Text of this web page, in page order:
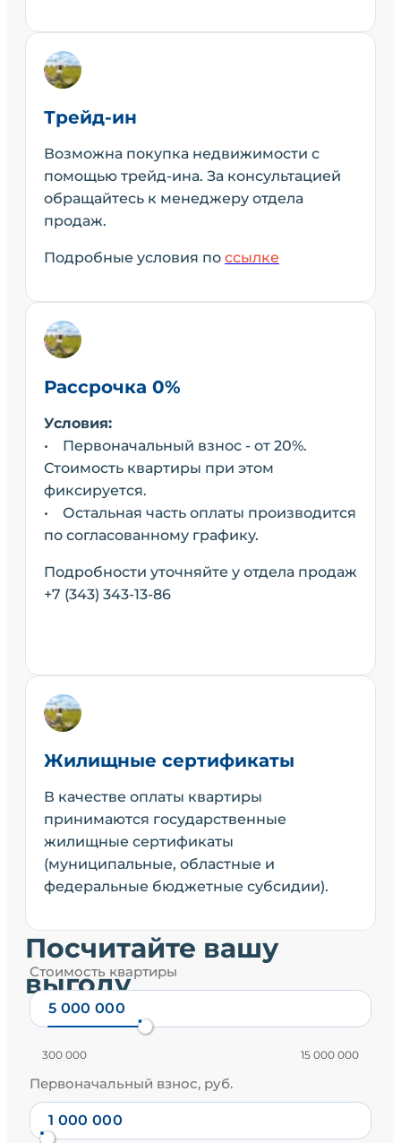
Трейд-ин
Возможна покупка недвижимости с
помощью трейд-ина. За консультацией
обращайтесь к менеджеру отдела
продаж.
Подробные условия по ссылке
Рассрочка 0%
Условия:
• Первоначальный взнос - от 20%.
Стоимость квартиры при этом
фиксируется.
• Остальная часть оплаты производится
по согласованному графику.
Подробности уточняйте у отдела продаж
+7 (343) 343-13-86
Жилищные сертификаты
В качестве оплаты квартиры
принимаются государственные
жилищные сертификаты
(муниципальные, областные и
федеральные бюджетные субсидии).
Посчитайте вашу
выгоду
Стоимость квартиры
300 000 15 000 000
Первоначальный взнос, руб.